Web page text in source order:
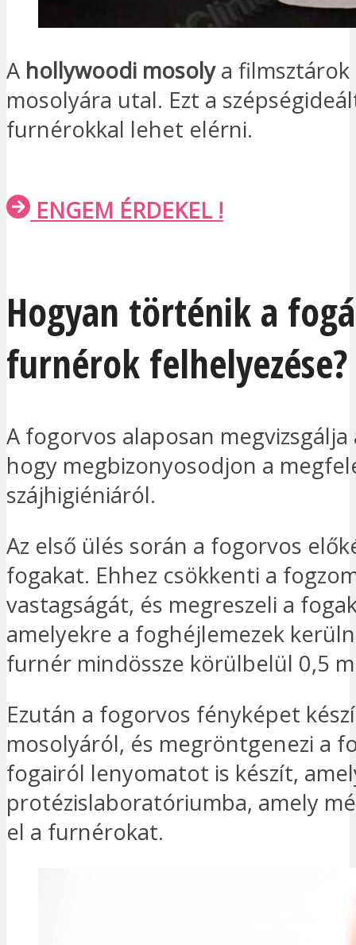
A hollywoodi mosolya
mosolyára utal. Ezt a
furnérokkal lehet elérni.
ENGEM ÉRDEKEL !
Hogyan történik a
furnérok felhelyezése?
A fogorvos alaposan
hogy megbizonyosodjon a
szájhigiéniáról.
Az első ülés során a fogorvos
fogakat. Ehhez csökkenti a
vastagságát, és megreszeli a
amelyekre a foghéjlemezek
furnér mindössze körülbelül 0,5
Ezután a fogorvos fényképet
mosolyáról, és megröntgenezi a
fogairól lenyomatot is készít,
protézislaboratóriumba, amely
el a furnérokat.